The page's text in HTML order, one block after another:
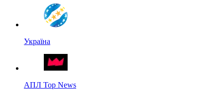
Україна
АПЛ Top News